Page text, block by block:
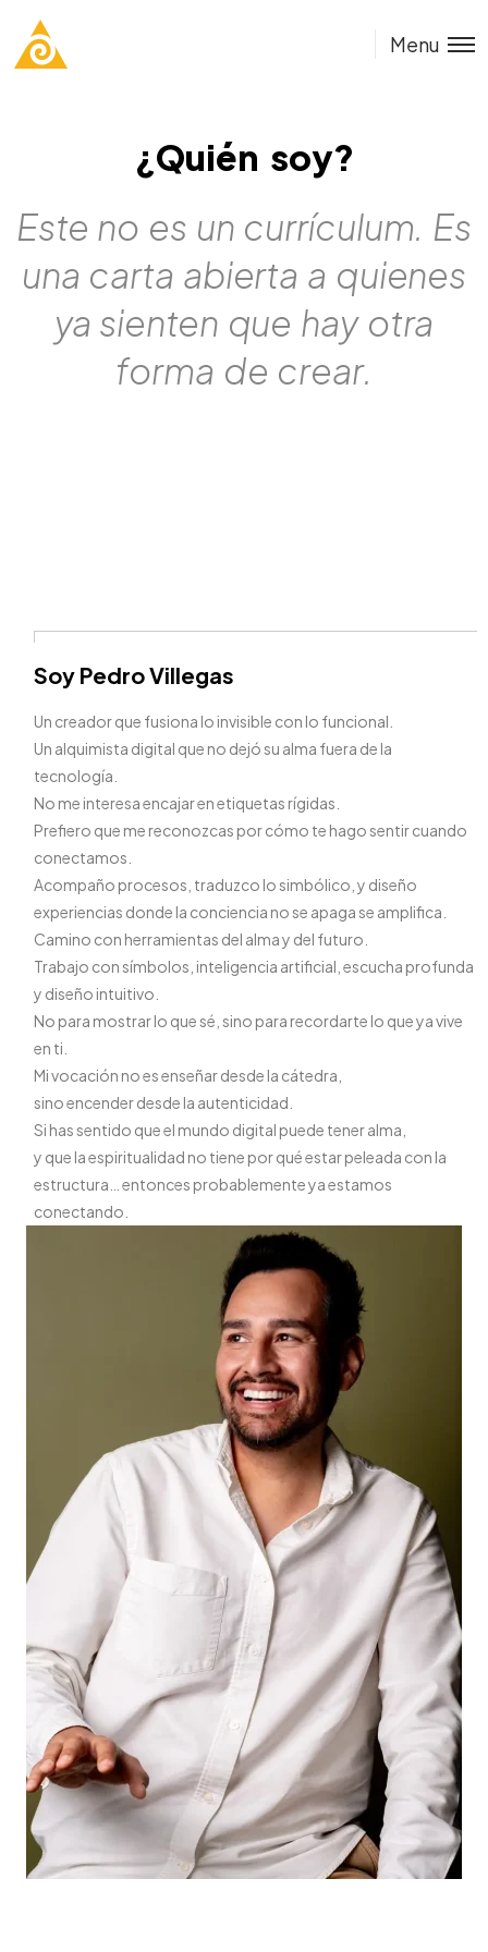
Menu
¿Quién soy?
Este no es un currículum. Es
una carta abierta a quienes
ya sienten que hay otra
forma de crear.
Soy Pedro Villegas
Un creador que fusiona lo invisible con lo funcional.
Un alquimista digital que no dejó su alma fuera de la
tecnología.
No me interesa encajar en etiquetas rígidas.
Prefiero que me reconozcas por cómo te hago sentir cuando
conectamos.
Acompaño procesos, traduzco lo simbólico, y diseño
experiencias donde la conciencia no se apaga se amplifica.
Camino con herramientas del alma y del futuro.
Trabajo con símbolos, inteligencia artificial, escucha profunda
y diseño intuitivo.
No para mostrar lo que sé, sino para recordarte lo que ya vive
en ti.
Mi vocación no es enseñar desde la cátedra,
sino encender desde la autenticidad.
Si has sentido que el mundo digital puede tener alma,
y que la espiritualidad no tiene por qué estar peleada con la
estructura… entonces probablemente ya estamos
conectando.